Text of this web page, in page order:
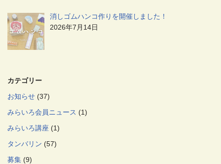
消しゴムハンコ作りを開催しました！
2026年7月14日
カテゴリー
お知らせ (37)
みらいろ会員ニュース (1)
みらいろ講座 (1)
タンバリン (57)
募集 (9)